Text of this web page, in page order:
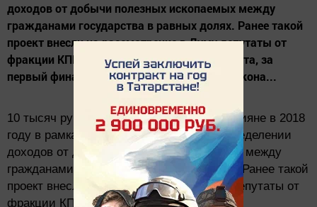
доходов от добычи полезных ископаемых между
гражданами государства в равных долях. Ранее такой
проект внесли на рассмотрение в Думу депутаты от
фракции КПРФ. По мысли авторов документа, за
первый финансовый год после принятия закона...
10 тысяч рублей могли бы получить россияне в 2018
году в рамках реализации закона о распределении
доходов от добычи полезных ископаемых между
гражданами государства в равных долях. Ранее такой
проект внесли на рассмотрение в Думу депутаты от
фракции КПРФ.